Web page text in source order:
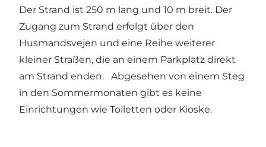
Der Strand ist 250 m lang und 10 m breit. Der
Zugang zum Strand erfolgt über den
Husmandsvejen und eine Reihe weiterer
kleiner Straßen, die an einem Parkplatz direkt
am Strand enden. Abgesehen von einem Steg
in den Sommermonaten gibt es keine
Einrichtungen wie Toiletten oder Kioske.